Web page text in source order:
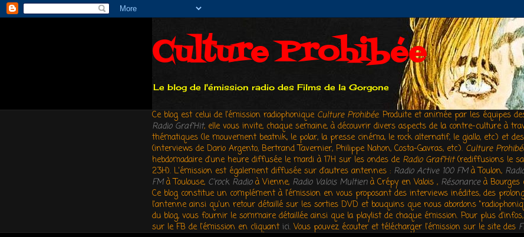
Culture Prohibée
Le blog de l'émission radio des Films de la Gorgone
Ce blog est celui de l'émission radiophonique Culture Prohibée. Produite et animée par les équipes
Radio Graf'Hit, elle vous invite, chaque semaine, à découvrir divers aspects de la contre-culture à
thématiques (le mouvement beatnik, le polar, la presse cinéma, le rock alternatif, le giallo, etc.) et
(interviews de Dario Argento, Bertrand Tavernier, Philippe Nahon, Costa-Gavras, etc.). Culture
hebdomadaire d'une heure diffusée le mardi à 17H sur les ondes de Radio Graf'Hit (rediffusions le
23H). L'émission est également diffusée sur d'autres antennes : Radio Active 100 FMà Toulon,
FMà Toulouse, C'rock Radio à Vienne, Radio Valois Multienà Crépy en Valois , Résonanceà Bourges
Ce blog constitue un complément à l'émission en vous proposant des interviews inédites, des
l'antenne ainsi qu'un retour détaillé sur les sorties DVD et bouquins que nous abordons
du blog, vous fournir le sommaire détaillée ainsi que la playlist de chaque émission. Pour plus
sur le FB de l'émission en cliquant ici.Vous pouvez écouter et télécharger l'émission sur le site des